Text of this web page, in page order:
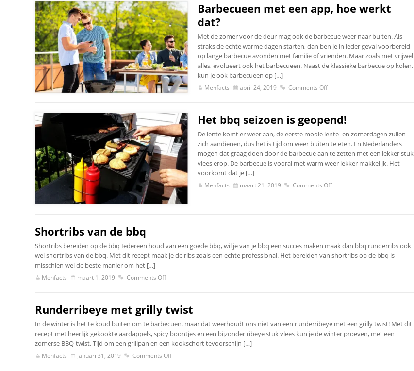
Barbecueen met een app, hoe werkt
dat?
Met de zomer voor de deur mag ook de barbecue weer naar buiten. Als
straks de echte warme dagen starten, dan ben je in ieder geval voorbereid
op lange barbecue avonden met familie of vrienden. Maar zoals met vrijwel
alles, evolueert ook het barbecueen. Naast de klassieke barbecue op kolen,
kun je ook barbecueen op […]
Menfacts april 24, 2019 Comments Off
Het bbq seizoen is geopend!
De lente komt er weer aan, de eerste mooie lente- en zomerdagen zullen
zich aandienen, dus het is tijd om weer buiten te eten. En Nederlanders
mogen dat graag doen door de barbecue aan te zetten met een lekker stuk
vlees erop. De barbecue is vooral met warm weer lekker makkelijk. Het
voorkomt dat je […]
Menfacts maart 21, 2019 Comments Off
Shortribs van de bbq
Shortribs bereiden op de bbq Iedereen houd van een goede bbq, wil je van je bbq een succes maken maak dan bbq runderribs ook
wel shortribs van de bbq. Met dit recept maak je de ribs zoals een echte professional. Het bereiden van shortribs op de bbq is
misschien wel de beste manier om het […]
Menfacts maart 1, 2019 Comments Off
Runderribeye met grilly twist
In de winter is het te koud buiten om te barbecuen, maar dat weerhoudt ons niet van een runderribeye met een grilly twist! Met dit
recept met heerlijk gekookte aardappels, spicy boontjes en een bijzonder ribeye stuk vlees kun je de winter proeven, met een
zomerse BBQ-twist. Tijd om een grillpan en een kookschort tevoorschijn […]
Menfacts januari 31, 2019 Comments Off